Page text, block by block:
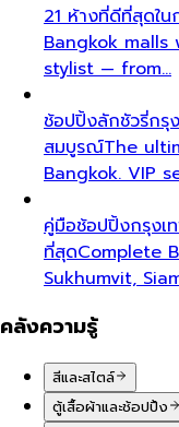
21 ห้างที่ดีที่สุดใ
Bangkok
stylist — from…
ช้อปปิ้งลักชัวรี่กรุ
สมบูรณ์The
Bangkok. VIP
คู่มือช้อปปิ้งกรุง
ที่สุดComplete
Sukhumvit,
คลังความรู้
สีและสไตล์
ตู้เสื้อผ้าและช้อปปิ้ง